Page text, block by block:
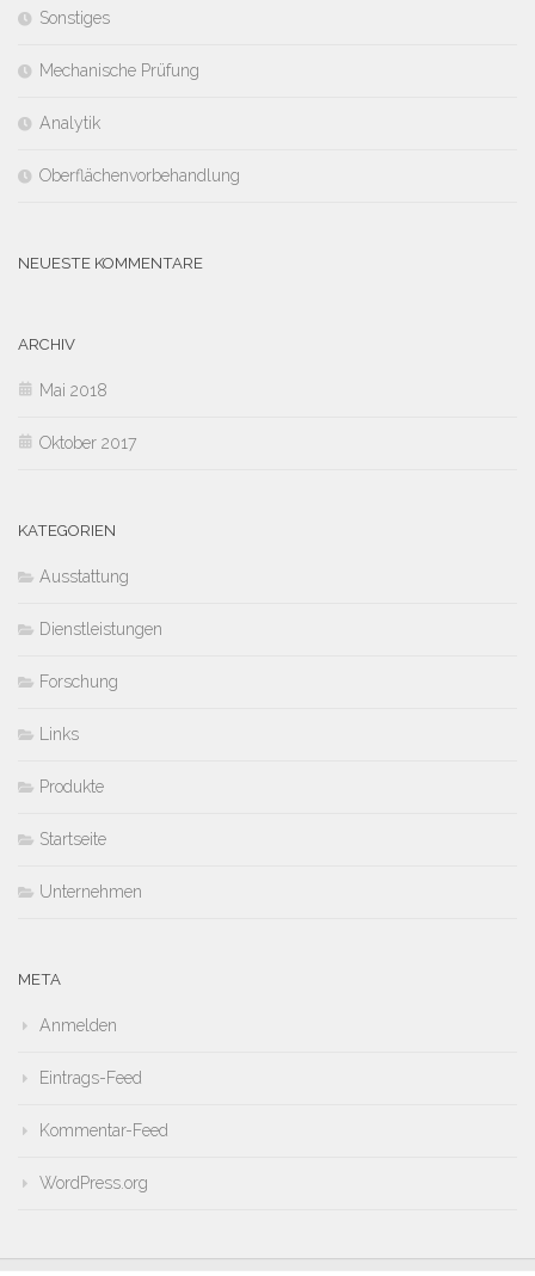
Sonstiges
Mechanische Prüfung
Analytik
Oberflächenvorbehandlung
NEUESTE KOMMENTARE
ARCHIV
Mai 2018
Oktober 2017
KATEGORIEN
Ausstattung
Dienstleistungen
Forschung
Links
Produkte
Startseite
Unternehmen
META
Anmelden
Eintrags-Feed
Kommentar-Feed
WordPress.org